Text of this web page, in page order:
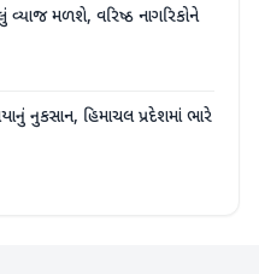
વ્યાજ મળશે, વરિષ્ઠ નાગરિકોને
નુકસાન, હિમાચલ પ્રદેશમાં ભારે